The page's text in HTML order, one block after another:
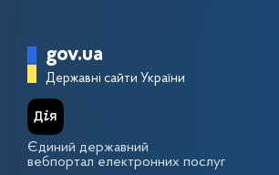
Головна сторінка
gov.ua
Державні сайти України
Єдиний державний
вебпортал електронних послуг